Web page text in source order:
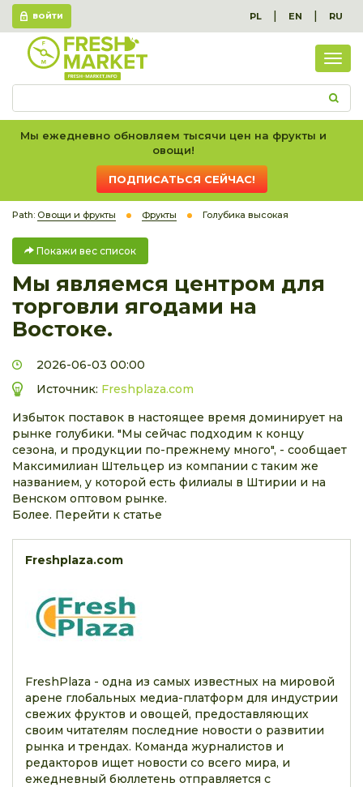
ВОЙТИ PL | EN | RU
вес
Мы ежедневно обновляем тысячи цен на фрукты и
овощи!
ПОДПИСАТЬСЯ СЕЙЧАС!
Path: Овощи и фрукты Фрукты Голубика высокая
Покажи вес список
Мы являемся центром для
торговли ягодами на
Востоке.
2026-06-03 00:00
Источник: Freshplaza.com
Избыток поставок в настоящее время доминирует на
рынке голубики. "Мы сейчас подходим к концу
сезона, и продукции по-прежнему много", - сообщает
Максимилиан Штельцер из компании с таким же
названием, у которой есть филиалы в Штирии и на
Венском оптовом рынке.
Более. Перейти к статье
Freshplaza.com
FreshPlaza - одна из самых известных на мировой
арене глобальных медиа-платформ для индустрии
свежих фруктов и овощей, предоставляющих
своим читателям последние новости о развитии
рынка и трендах. Команда журналистов и
редакторов ищет новости со всего мира, и
ежедневный бюллетень отправляется с